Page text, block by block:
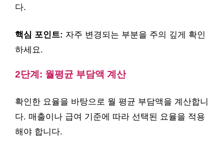
다.
핵심 포인트: 자주 변경되는 부분을 주의 깊게 확인
하세요.
2단계: 월평균 부담액 계산
확인한 요율을 바탕으로 월 평균 부담액을 계산합니
다. 매출이나 급여 기준에 따라 선택된 요율을 적용
해야 합니다.